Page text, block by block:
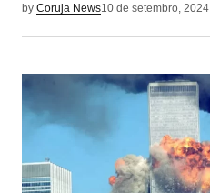
by Coruja News10 de setembro, 2024